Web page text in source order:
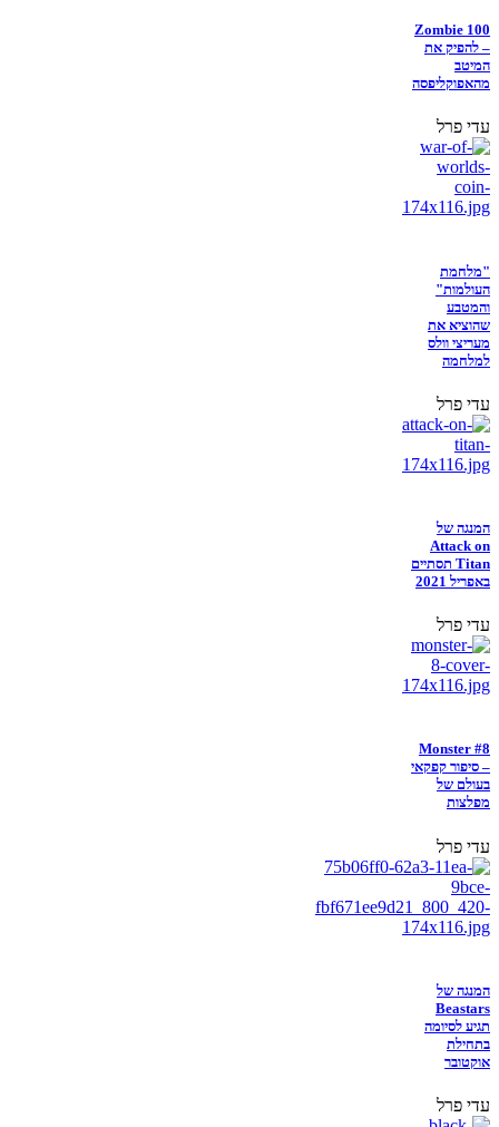
Zombie 100
– להפיק את
המיטב
מהאפוקליפסה
עדי פרל
"מלחמת
העולמות"
והמטבע
שהוציא את
מעריצי וולס
למלחמה
עדי פרל
המנגה של
Attack on
Titan תסתיים
באפריל 2021
עדי פרל
Monster #8
– סיפור קפקאי
בעולם של
מפלצות
עדי פרל
המנגה של
Beastars
תגיע לסיומה
בתחילת
אוקטובר
עדי פרל